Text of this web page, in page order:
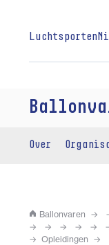
Luchtsporten
Over
Ballonvaren
Opleidingen